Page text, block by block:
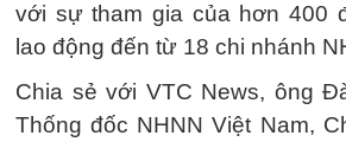
với sự tham gia của hơn 400
lao động đến từ 18 chi nhánh
Chia sẻ với VTC News, ông
Thống đốc NHNN Việt Nam,